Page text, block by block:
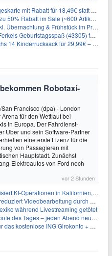
Rabatt für 18,49€ statt 29,50€ – einlösbar bis Dezember
Rabatt im Sale (~600 Artikel zur Auswahl)
& Frühstück im Premium Hotel (Bad Oeynhausen) ab 89€ p.P.
Geburtstagsspaß (43305) für 29,10€
Kinderrucksack für 29,99€ – Amber-maple
Robotaxi-
Francisco (dpa) - London
Arena für den Wettlauf bei
in Europa. Der Fahrdienst-
Uber und sein Software-Partner
eine erste Lizenz für die
von Passagieren mit
Hauptstadt. Zunächst
Elektroautos von Ford noch
vor 2 Stunden
in Kalifornien, um Rivale Anthropic und OpenAI zu überholen
durch audio-gesteuerte Bildauswahl um 65%
während Livestreaming getötet
Tages – jeden Abend neue Deals zum Stöbern
ING Girokonto + gratis Visa + 3,75% Zinsen